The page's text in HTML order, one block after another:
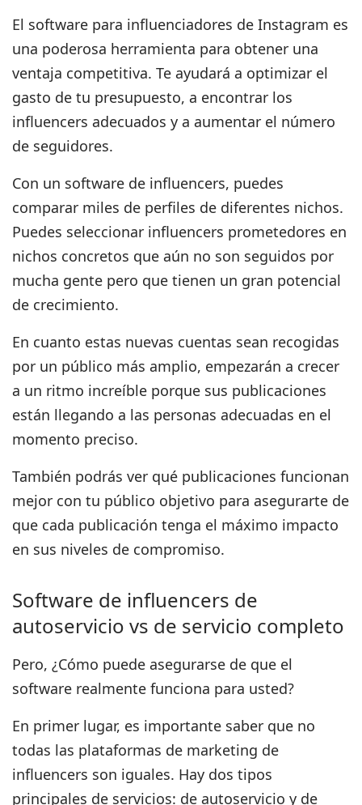
El software para influenciadores de Instagram es
una poderosa herramienta para obtener una
ventaja competitiva.Te ayudará a optimizar el
gasto de tu presupuesto, a encontrar los
influencers adecuados y a aumentar el número
de seguidores.
Con un software de influencers, puedes
comparar miles de perfiles de diferentes nichos.
Puedes seleccionar influencers prometedores en
nichos concretos que aún no son seguidos por
mucha gente pero que tienen un gran potencial
de crecimiento.
En cuanto estas nuevas cuentas sean recogidas
por un público más amplio, empezarán a crecer
a un ritmo increíble porque sus publicaciones
están llegando a las personas adecuadas en el
momento preciso.
También podrás ver qué publicaciones funcionan
mejor con tu público objetivo para asegurarte de
que cada publicación tenga el máximo impacto
en sus niveles de compromiso.
Software de influencers de
autoservicio vs de servicio completo
Pero,¿Cómo puede asegurarse de que el
software realmente funciona para usted?
En primer lugar, es importante saber que no
todas las plataformas de marketing de
influencers son iguales. Hay dos tipos
principales de servicios: de autoservicio y de